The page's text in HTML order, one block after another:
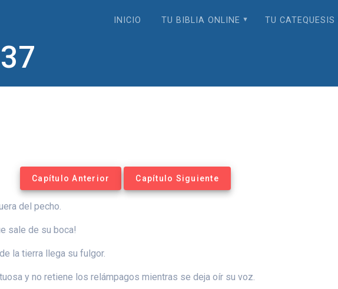
INICIO TU BIBLIA ONLINE TU CATEQUESIS
Capítulo Anterior Capítulo Siguiente
del pecho.
sale de su boca!
la tierra llega su fulgor.
y no retiene los relámpagos mientras se deja oír su voz.